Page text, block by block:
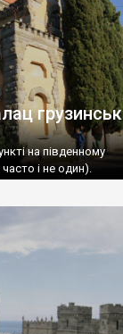
на південному
і не один).